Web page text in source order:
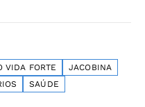
VIDA FORTE
JACOBINA
SAÚDE